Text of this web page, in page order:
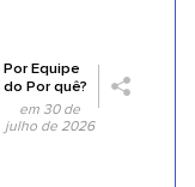
PorEquipe
do Por quê?
em 30 de
julho de 2026